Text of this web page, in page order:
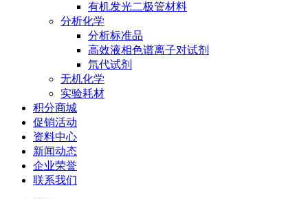
有机发光二极管材料
分析化学
分析标准品
高效液相色谱离子对试剂
氘代试剂
无机化学
实验耗材
积分商城
促销活动
资料中心
新闻动态
企业荣誉
联系我们